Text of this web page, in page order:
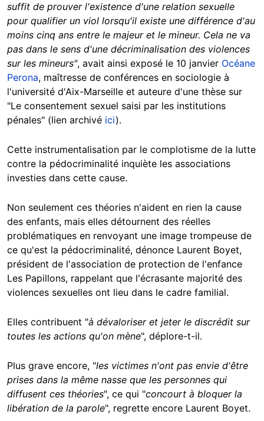
suffit de prouver l'existence d'une relation sexuelle
pour qualifier un viol lorsqu'il existe une différence d'au
moins cinq ans entre le majeur et le mineur. Cela ne va
pas dans le sens d'une décriminalisation des violences
sur les mineurs", avait ainsi exposé le 10 janvier Océane
Perona, maîtresse de conférences en sociologie à
l'université d'Aix-Marseille et auteure d'une thèse sur
"Le consentement sexuel saisi par les institutions
pénales" (lien archivé ici).
Cette instrumentalisation par le complotisme de la lutte
contre la pédocriminalité inquiète les associations
investies dans cette cause.
Non seulement ces théories n'aident en rien la cause
des enfants, mais elles détournent des réelles
problématiques en renvoyant une image trompeuse de
ce qu'est la pédocriminalité, dénonce Laurent Boyet,
président de l'association de protection de l'enfance
Les Papillons, rappelant que l'écrasante majorité des
violences sexuelles ont lieu dans le cadre familial.
Elles contribuent "à dévaloriser et jeter le discrédit sur
toutes les actions qu'on mène", déplore-t-il.
Plus grave encore, "les victimes n'ont pas envie d'être
prises dans la même nasse que les personnes qui
diffusent ces théories", ce qui "concourt à bloquer la
libération de la parole", regrette encore Laurent Boyet.